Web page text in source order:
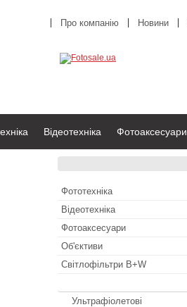
Про компанію Новини
Відеотехніка Фотоаксесуари
Фототехніка
Відеотехніка
Фотоаксесуари
Об'єктиви
Світлофільтри B+W
Ультрафіолетові